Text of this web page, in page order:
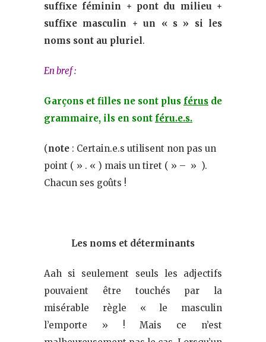
suffixe féminin + pont du milieu +
suffixe masculin + un « s » si les
noms sont au pluriel.
En bref :
Garçons et filles ne sont plus férus de
grammaire, ils en sont féru.e.s.
(note : Certain.e.s utilisent non pas un
point ( » . « ) mais un tiret ( » – » ).
Chacun ses goûts !
Les noms et déterminants
Aah si seulement seuls les adjectifs
pouvaient être touchés par la
misérable règle « le masculin
l’emporte » ! Mais ce n’est